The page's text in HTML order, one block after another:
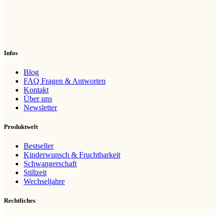
Infos
Blog
FAQ Fragen & Antworten
Kontakt
Über uns
Newsletter
Produktwelt
Bestseller
Kinderwunsch & Fruchtbarkeit
Schwangerschaft
Stillzeit
Wechseljahre
Rechtliches